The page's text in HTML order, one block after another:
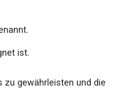
ist.
zu gewährleisten und die